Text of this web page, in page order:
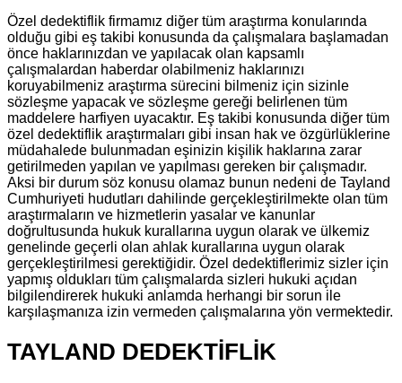
Özel dedektiflik firmamız diğer tüm araştırma konularında
olduğu gibi eş takibi konusunda da çalışmalara başlamadan
önce haklarınızdan ve yapılacak olan kapsamlı
çalışmalardan haberdar olabilmeniz haklarınızı
koruyabilmeniz araştırma sürecini bilmeniz için sizinle
sözleşme yapacak ve sözleşme gereği belirlenen tüm
maddelere harfiyen uyacaktır. Eş takibi konusunda diğer tüm
özel dedektiflik araştırmaları gibi insan hak ve özgürlüklerine
müdahalede bulunmadan eşinizin kişilik haklarına zarar
getirilmeden yapılan ve yapılması gereken bir çalışmadır.
Aksi bir durum söz konusu olamaz bunun nedeni de Tayland
Cumhuriyeti hudutları dahilinde gerçekleştirilmekte olan tüm
araştırmaların ve hizmetlerin yasalar ve kanunlar
doğrultusunda hukuk kurallarına uygun olarak ve ülkemiz
genelinde geçerli olan ahlak kurallarına uygun olarak
gerçekleştirilmesi gerektiğidir. Özel dedektiflerimiz sizler için
yapmış oldukları tüm çalışmalarda sizleri hukuki açıdan
bilgilendirerek hukuki anlamda herhangi bir sorun ile
karşılaşmanıza izin vermeden çalışmalarına yön vermektedir.
TAYLAND DEDEKTİFLİK